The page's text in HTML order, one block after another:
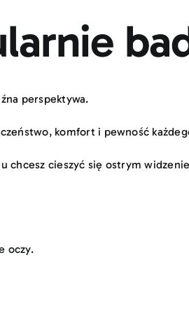
perspektywa.
komfort i pewność
chcesz cieszyć się ostrym
oczy.